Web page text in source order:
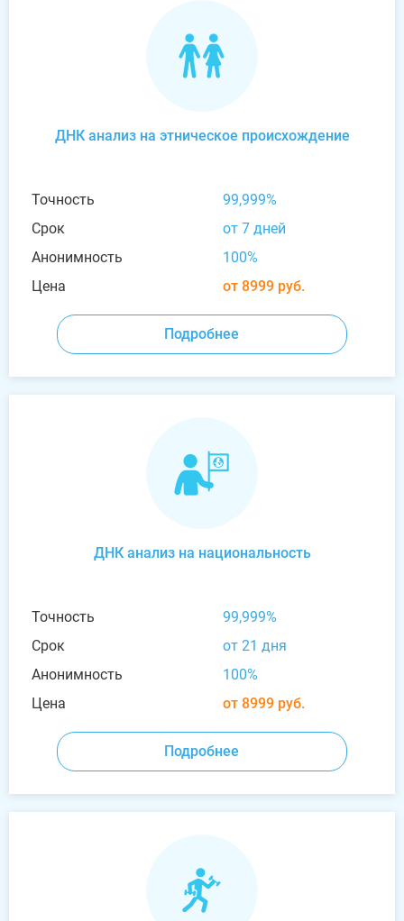
ДНК анализ на этническое происхождение
Точность
99,999%
Срок
от 7 дней
Анонимность
100%
Цена
от 8999 руб.
Подробнее
ДНК анализ на национальность
Точность
99,999%
Срок
от 21 дня
Анонимность
100%
Цена
от 8999 руб.
Подробнее